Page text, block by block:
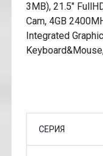
3MB), 21.5"
Cam, 4GB
Integrated
СЕРИЯ